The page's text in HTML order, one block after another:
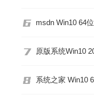
msdn Win10 64
原版系统Win10
系统之家 Win10